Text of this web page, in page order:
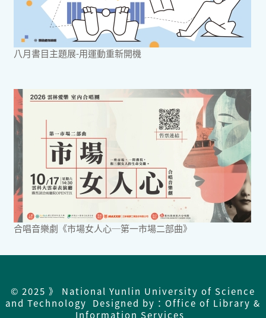
八月書目主題展-用運動重新開機
合唱音樂劇《市場女人心─第一市場二部曲》
© 2025 》 National Yunlin University of Science
and Technology Designed by：Office of Library &
Information Services